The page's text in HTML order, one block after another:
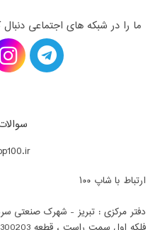
ما را در شبکه های اجتماعی دنبال
ارتباط با شاپ ۱۰۰